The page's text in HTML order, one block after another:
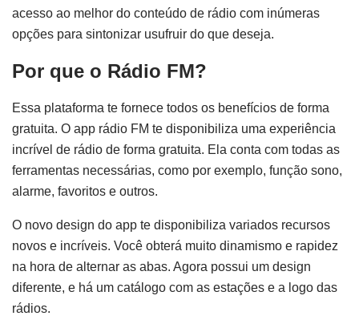
acesso ao melhor do conteúdo de rádio com inúmeras
opções para sintonizar usufruir do que deseja.
Por que o Rádio FM?
Essa plataforma te fornece todos os benefícios de forma
gratuita. O app rádio FM te disponibiliza uma experiência
incrível de rádio de forma gratuita. Ela conta com todas as
ferramentas necessárias, como por exemplo, função sono,
alarme, favoritos e outros.
O novo design do app te disponibiliza variados recursos
novos e incríveis. Você obterá muito dinamismo e rapidez
na hora de alternar as abas. Agora possui um design
diferente, e há um catálogo com as estações e a logo das
rádios.